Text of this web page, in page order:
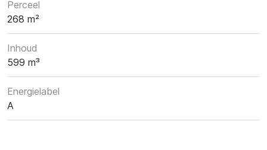
Perceel
268 m²
Inhoud
599 m³
Energielabel
A